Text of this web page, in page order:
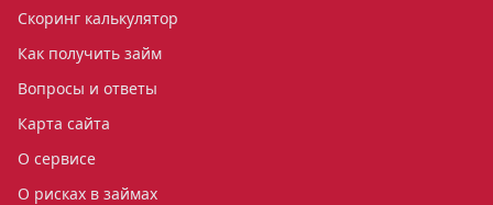
Скоринг калькулятор
Как получить займ
Вопросы и ответы
Карта сайта
О сервисе
О рисках в займах